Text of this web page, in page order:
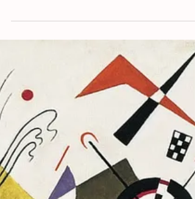
Fun Facts | Sabe quais são os
principais artistas da arte
abstrata? | Serigrafias&Afins |
Lisboa
Principais artistas da arte abstrata: Em
oposição ao modelo renascentista e à arte
figurativa, a arte abstrata ou abstracionismo
não...